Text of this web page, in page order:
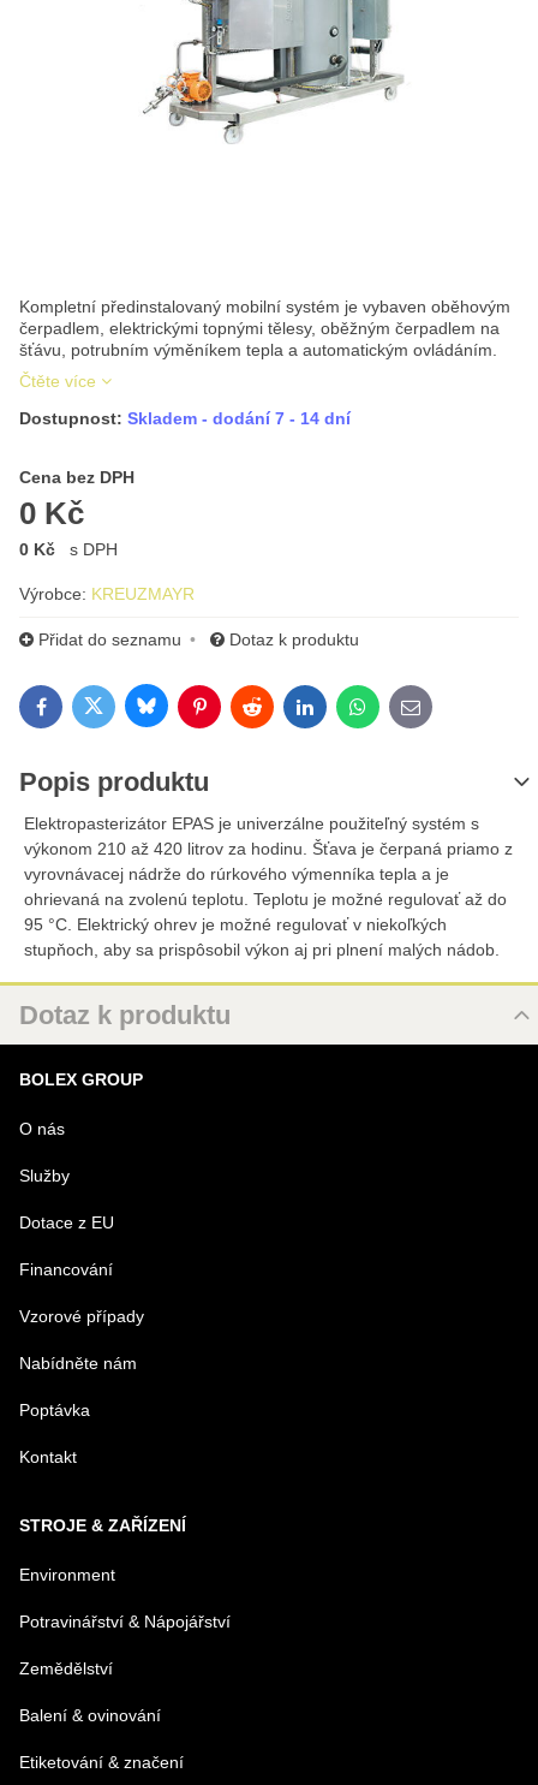
Kompletní předinstalovaný mobilní systém je vybaven oběhovým
čerpadlem, elektrickými topnými tělesy, oběžným čerpadlem na
šťávu, potrubním výměníkem tepla a automatickým ovládáním.
Čtěte více
Dostupnost: Skladem - dodání 7 - 14 dní
Cena bez DPH
0 Kč
Cena s DPH
0 Kč s DPH
Výrobce: KREUZMAYR
Přidat do seznamu Dotaz k produktu
FacebookTwitterBlueskyPinterestRedditLinkedInWhatsApp
E-mail
Popis produktu
Elektropasterizátor EPAS je univerzálne použiteľný systém s
výkonom 210 až 420 litrov za hodinu. Šťava je čerpaná priamo z
vyrovnávacej nádrže do rúrkového výmenníka tepla a je
ohrievaná na zvolenú teplotu. Teplotu je možné regulovať až do
95 °C. Elektrický ohrev je možné regulovať v niekoľkých
stupňoch, aby sa prispôsobil výkon aj pri plnení malých nádob.
Dotaz k produktu
URL
PRODUKT
MENO
E-MAIL
TELEFÓN
BOLEX GROUP
O nás
Služby
Dotace z EU
Financování
Vzorové případy
Nabídněte nám
Poptávka
Kontakt
STROJE & ZAŘÍZENÍ
Environment
Potravinářství & Nápojářství
Zemědělství
Balení & ovinování
Etiketování & značení